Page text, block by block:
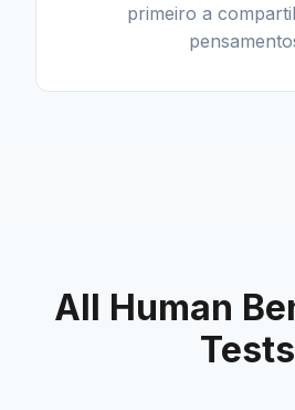
primeiro a
All Human
Tests